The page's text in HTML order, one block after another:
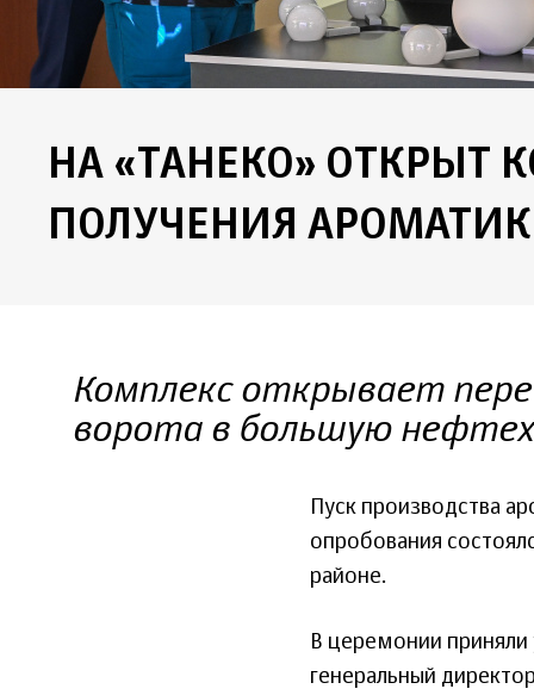
НА «ТАНЕКО» ОТКРЫТ
ПОЛУЧЕНИЯ
Комплекс открывает
ворота в большую
Пуск производства
опробования
районе.
В церемонии приняли
генеральный